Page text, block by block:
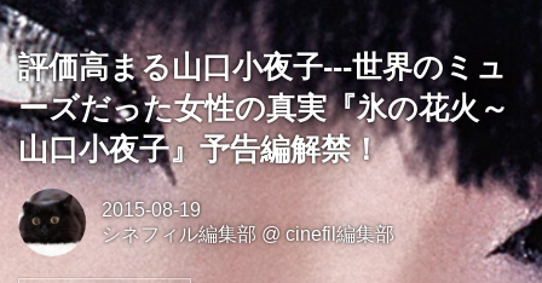
評価高まる山口小夜子---世界のミュ
ーズだった女性の真実『氷の花火～
山口小夜子』予告編解禁！
2015-08-19
シネフィル編集部 @cinefil編集部